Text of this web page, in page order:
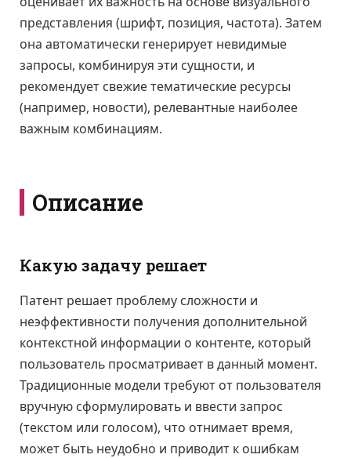
представления (шрифт, позиция, частота). Затем
она автоматически генерирует невидимые
запросы, комбинируя эти сущности, и
рекомендует свежие тематические ресурсы
(например, новости), релевантные наиболее
важным комбинациям.
Описание
Какую задачу решает
Патент решает проблему сложности и
неэффективности получения дополнительной
контекстной информации о контенте, который
пользователь просматривает в данный момент.
Традиционные модели требуют от пользователя
вручную сформулировать и ввести запрос
(текстом или голосом), что отнимает время,
может быть неудобно и приводит к ошибкам